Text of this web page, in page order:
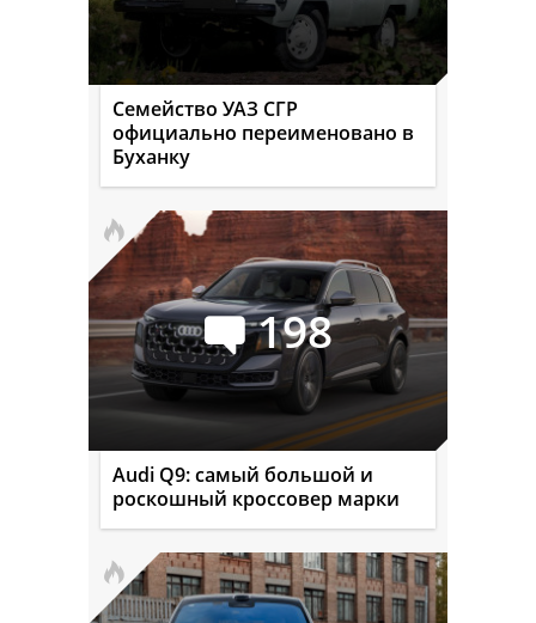
Семейство УАЗ СГР
официально переименовано в
Буханку
198
Audi Q9: самый большой и
роскошный кроссовер марки